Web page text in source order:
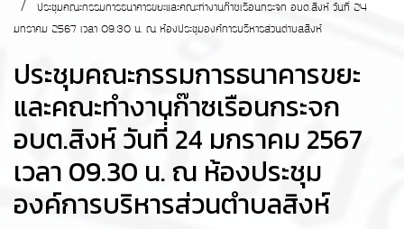
ประชุมคณะกรรมการธนาคารขยะและคณะทำงานก๊าซเรือนกระจก อบต.สิงห์ วันที่่ 24
มกราคม 2567 เวลา 09.30 น. ณ ห้องประชุมองค์การบริหารส่วนตำบลสิงห์
ประชุมคณะกรรมการธนาคารขยะ
และคณะทำงานก๊าซเรือนกระจก
อบต.สิงห์ วันที่่ 24 มกราคม 2567
เวลา 09.30 น. ณ ห้องประชุม
องค์การบริหารส่วนตำบลสิงห์